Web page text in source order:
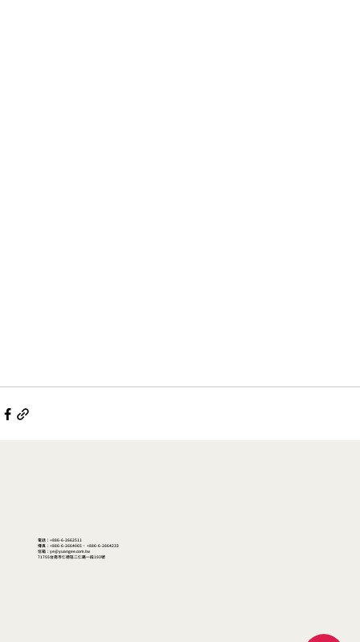
電話：+886-6-2662511
傳真：+886-6-2664065、 +886-6-2664233
信箱：ye@yuangee.com.tw
71755台南市仁德區二仁路一段193號